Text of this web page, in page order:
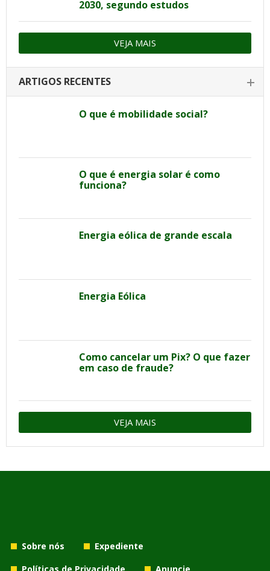
2030, segundo estudos
VEJA MAIS
ARTIGOS RECENTES
O que é mobilidade social?
O que é energia solar é como
funciona?
Energia eólica de grande escala
Energia Eólica
Como cancelar um Pix? O que fazer
em caso de fraude?
VEJA MAIS
Sobre nós
Expediente